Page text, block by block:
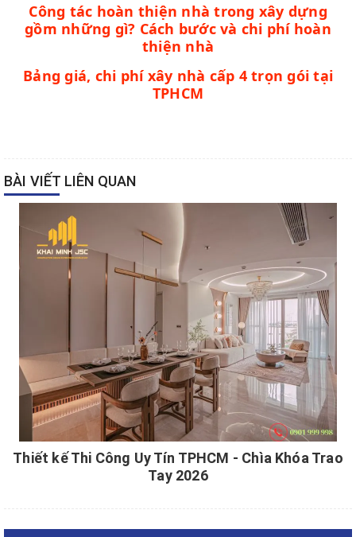
Công tác hoàn thiện nhà trong xây dựng
gồm những gì? Cách bước và chi phí hoàn
thiện nhà
Bảng giá, chi phí xây nhà cấp 4 trọn gói tại
TPHCM
BÀI VIẾT LIÊN QUAN
Thiết kế Thi Công Uy Tín TPHCM - Chìa Khóa Trao
Tay 2026